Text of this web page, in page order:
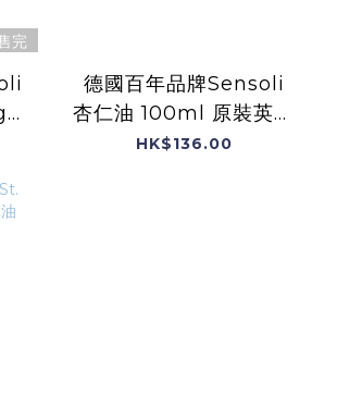
完
德國百年品牌Sensoli
杏仁油 100ml 原裝英國
入口
HK$136.00